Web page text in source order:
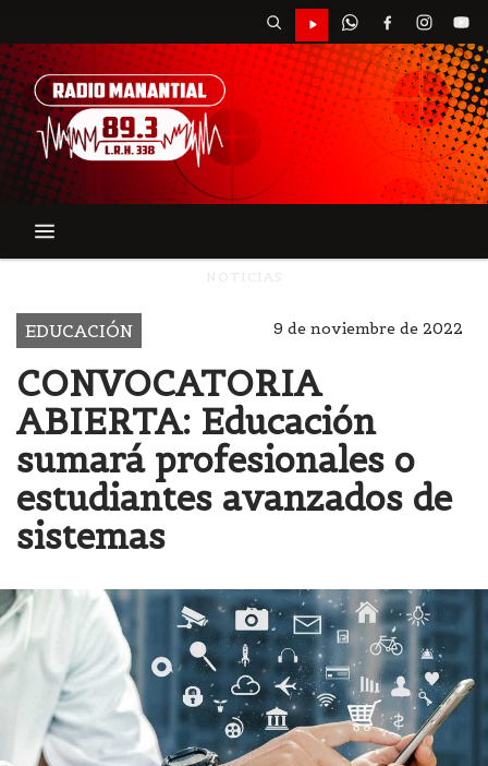
EDUCACIÓN 9 de noviembre de 2022
CONVOCATORIA
ABIERTA: Educación
sumará profesionales o
estudiantes avanzados de
sistemas